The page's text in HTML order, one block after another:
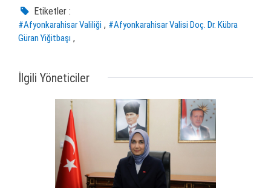
Etiketler :
#Afyonkarahisar Valiliği , #Afyonkarahisar Valisi Doç. Dr. Kübra
Güran Yiğitbaşı ,
İlgili Yöneticiler